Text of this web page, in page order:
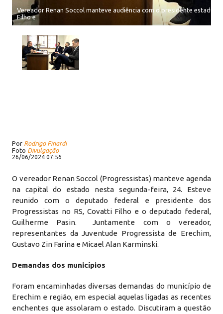
Vereador Renan Soccol manteve audiência com o presidente estadual
Filho e
Por Rodrigo Finardi
Foto Divulgação
26/06/2024 07:56
O vereador Renan Soccol (Progressistas) manteve agenda
na capital do estado nesta segunda-feira, 24. Esteve
reunido com o deputado federal e presidente dos
Progressistas no RS, Covatti Filho e o deputado federal,
Guilherme Pasin. Juntamente com o vereador,
representantes da Juventude Progressista de Erechim,
Gustavo Zin Farina e Micael Alan Karminski.
Demandas dos municípios
Foram encaminhadas diversas demandas do município de
Erechim e região, em especial aquelas ligadas as recentes
enchentes que assolaram o estado. Discutiram a questão